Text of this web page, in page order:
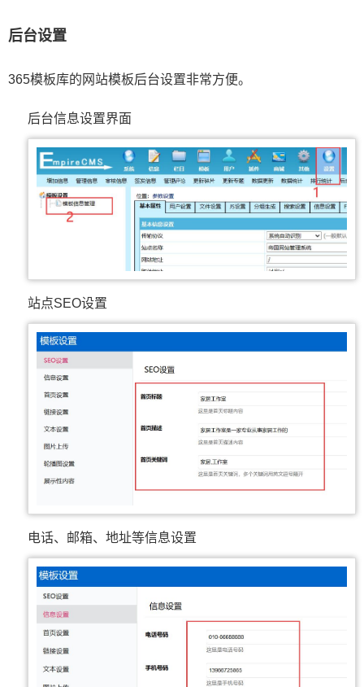
后台设置
365模板库的网站模板后台设置非常方便。
后台信息设置界面
站点SEO设置
电话、邮箱、地址等信息设置